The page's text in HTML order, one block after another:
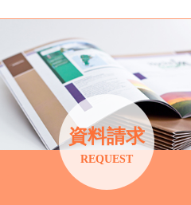
資料請求
REQUEST